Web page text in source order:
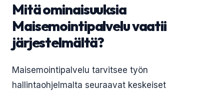
Mitä ominaisuuksia
Maisemointipalvelu vaatii
järjestelmältä?
Maisemointipalvelu tarvitsee työn
hallintaohjelmalta seuraavat keskeiset